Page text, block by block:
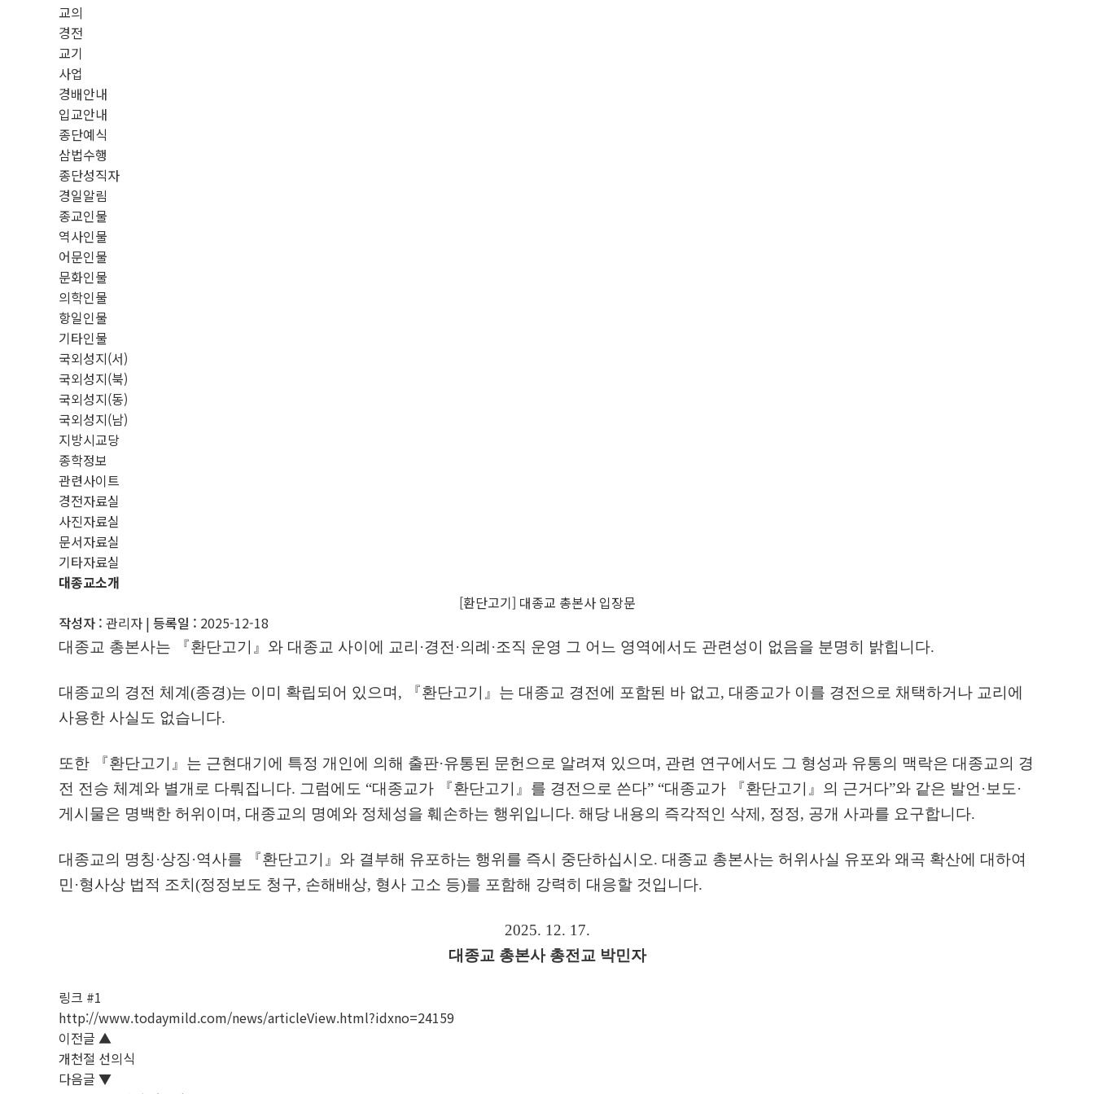
교의
경전
교기
사업
경배안내
입교안내
종단예식
삼법수행
종단성직자
경일알림
종교인물
역사인물
어문인물
문화인물
의학인물
항일인물
기타인물
국외성지(서)
국외성지(북)
국외성지(동)
국외성지(남)
지방시교당
종학정보
관련사이트
경전자료실
사진자료실
문서자료실
기타자료실
대종교소개
[환단고기] 대종교 총본사 입장문
작성자 : 관리자 | 등록일 : 2025-12-18
대종교 총본사는 『환단고기 』 와 대종교 사이에 교리 ·경전 ·의례 ·조직 운영 그 어느 영역에서도 관련성이 없음을 분명히 밝힙니다.
대종교의 경전 체계 (종경)는 이미 확립되어 있으며 , 『환단고기 』 는 대종교 경전에 포함된 바 없고, 대종교가 이를 경전으로 채택하거나 교리에
사용한 사실도 없습니다.
또한 『환단고기 』 는 근현대기에 특정 개인에 의해 출판·유통된 문헌으로 알려져 있으며 , 관련 연구에서도 그 형성과 유통의 맥락은 대종교의 경
전 전승 체계와 별개로 다뤄집니다. 그럼에도 “대종교가 『환단고기 』 를 경전으로 쓴다” “대종교가 『환단고기 』 의 근거다”와 같은 발언 ·보도 ·
게시물은 명백한 허위이며 , 대종교의 명예와 정체성을 훼손하는 행위입니다. 해당 내용의 즉각적인 삭제 , 정정, 공개 사과를 요구합니다.
대종교의 명칭 ·상징 ·역사를 『환단고기 』 와 결부해 유포하는 행위를 즉시 중단하십시오. 대종교 총본사는 허위사실 유포와 왜곡 확산에 대하여
민 ·형사상 법적 조치 (정정보도 청구, 손해배상, 형사 고소 등)를 포함해 강력히 대응할 것입니다.
2025. 12. 17.
대종교 총본사 총전교 박민자
링크 #1
http://www.todaymild.com/news/articleView.html?idxno=24159
이전글 ▲
개천절 선의식
다음글 ▼